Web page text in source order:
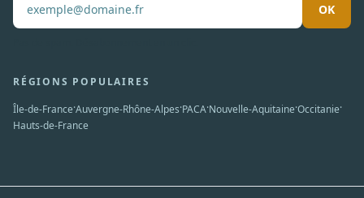
OK
RÉGIONS POPULAIRES
Île-de-France·Auvergne-Rhône-Alpes·PACA·Nouvelle-Aquitaine·Occitanie·
Hauts-de-France